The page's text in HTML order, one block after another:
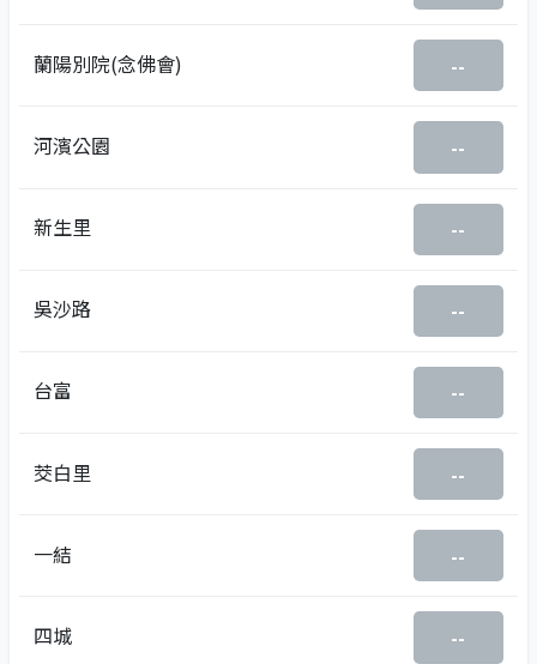
蘭陽別院(念佛會) --
河濱公園 --
新生里 --
吳沙路 --
台富 --
茭白里 --
一結 --
四城 --